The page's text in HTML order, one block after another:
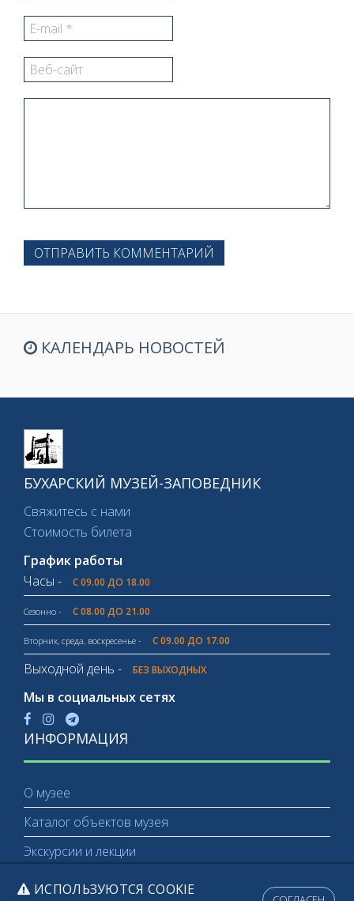
ОТПРАВИТЬ КОММЕНТАРИЙ
КАЛЕНДАРЬ НОВОСТЕЙ
БУХАРСКИЙ МУЗЕЙ-ЗАПОВЕДНИК
Свяжитесь с нами
Стоимость билета
График работы
Часы -
С 09.00 ДО 18.00
Сезонно - С 08.00 ДО 21.00
Вторник, среда, воскресенье - С 09.00 ДО 17.00
Выходной день - БЕЗ ВЫХОДНЫХ
Мы в социальных сетях
ИНФОРМАЦИЯ
О музее
Каталог объектов музея
Экскурсии и лекции
ИСПОЛЬЗУЮТСЯ COOKIE